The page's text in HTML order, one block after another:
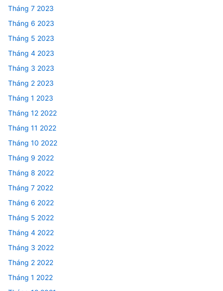
Tháng 7 2023
Tháng 6 2023
Tháng 5 2023
Tháng 4 2023
Tháng 3 2023
Tháng 2 2023
Tháng 1 2023
Tháng 12 2022
Tháng 11 2022
Tháng 10 2022
Tháng 9 2022
Tháng 8 2022
Tháng 7 2022
Tháng 6 2022
Tháng 5 2022
Tháng 4 2022
Tháng 3 2022
Tháng 2 2022
Tháng 1 2022